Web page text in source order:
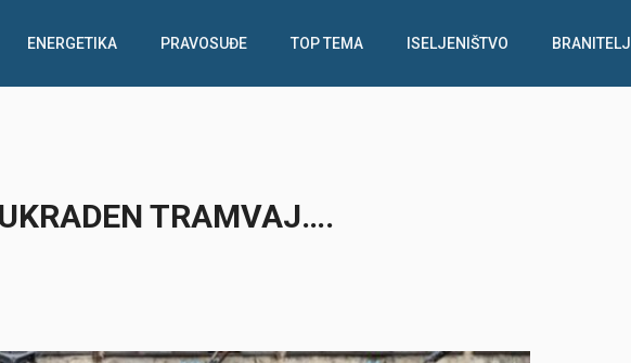
ENERGETIKA PRAVOSUĐE TOP TEMA ISELJENIŠTVO BRANITELJI
TRAMVAJ….